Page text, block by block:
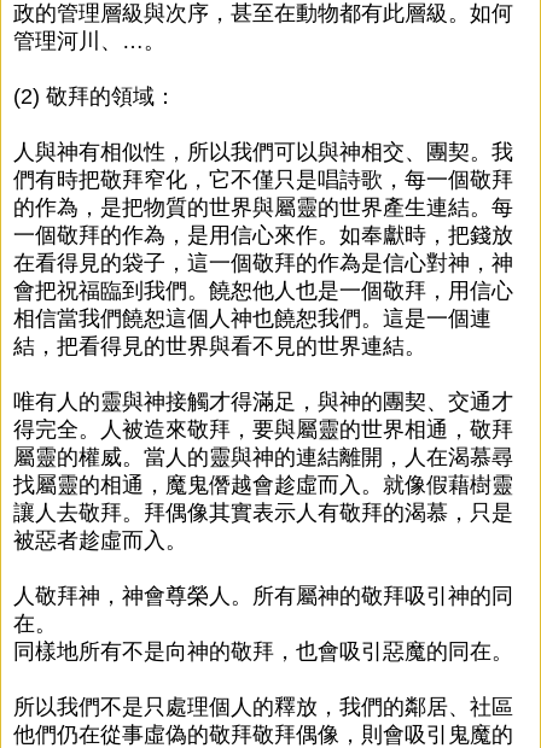
政的管理層級與次序，甚至在動物都有此層級。如何
管理河川、…。
(2) 敬拜的領域：
人與神有相似性，所以我們可以與神相交、團契。我
們有時把敬拜窄化，它不僅只是唱詩歌，每一個敬拜
的作為，是把物質的世界與屬靈的世界產生連結。每
一個敬拜的作為，是用信心來作。如奉獻時，把錢放
在看得見的袋子，這一個敬拜的作為是信心對神，神
會把祝福臨到我們。饒恕他人也是一個敬拜，用信心
相信當我們饒恕這個人神也饒恕我們。這是一個連
結，把看得見的世界與看不見的世界連結。
唯有人的靈與神接觸才得滿足，與神的團契、交通才
得完全。人被造來敬拜，要與屬靈的世界相通，敬拜
屬靈的權威。當人的靈與神的連結離開，人在渴慕尋
找屬靈的相通，魔鬼僭越會趁虛而入。就像假藉樹靈
讓人去敬拜。拜偶像其實表示人有敬拜的渴慕，只是
被惡者趁虛而入。
人敬拜神，神會尊榮人。所有屬神的敬拜吸引神的同
在。
同樣地所有不是向神的敬拜，也會吸引惡魔的同在。
所以我們不是只處理個人的釋放，我們的鄰居、社區
他們仍在從事虛偽的敬拜敬拜偶像，則會吸引鬼魔的